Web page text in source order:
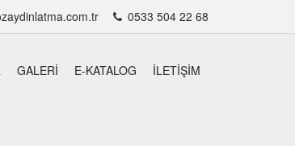
0533 504 22 68
GALERI E-KATALOG İLETIŞIM